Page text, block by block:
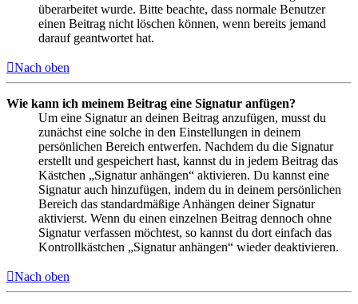
überarbeitet wurde. Bitte beachte, dass normale Benutzer
einen Beitrag nicht löschen können, wenn bereits jemand
darauf geantwortet hat.
Nach oben
Wie kann ich meinem Beitrag eine Signatur anfügen?
Um eine Signatur an deinen Beitrag anzufügen, musst du
zunächst eine solche in den Einstellungen in deinem
persönlichen Bereich entwerfen. Nachdem du die Signatur
erstellt und gespeichert hast, kannst du in jedem Beitrag das
Kästchen „Signatur anhängen“ aktivieren. Du kannst eine
Signatur auch hinzufügen, indem du in deinem persönlichen
Bereich das standardmäßige Anhängen deiner Signatur
aktivierst. Wenn du einen einzelnen Beitrag dennoch ohne
Signatur verfassen möchtest, so kannst du dort einfach das
Kontrollkästchen „Signatur anhängen“ wieder deaktivieren.
Nach oben